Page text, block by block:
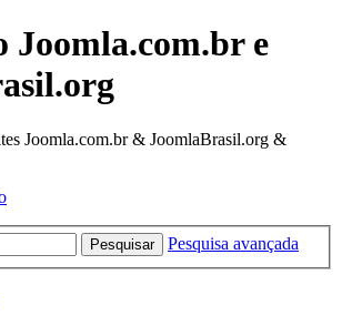
Joomla.com.br e
Joomla.com.br & JoomlaBrasil.org &
Pesquisar Pesquisa avançada